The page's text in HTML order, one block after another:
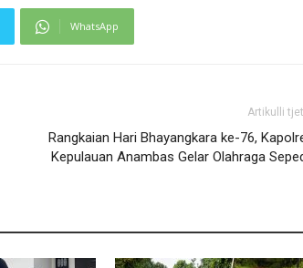
WhatsApp
Artikulli
Rangkaian Hari Bhayangkara ke-76,
Kepulauan Anambas Gelar Olahraga